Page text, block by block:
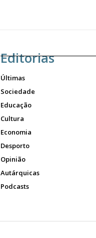
Editorias
Últimas
Sociedade
Educação
Cultura
Economia
Desporto
Opinião
Autárquicas
Podcasts